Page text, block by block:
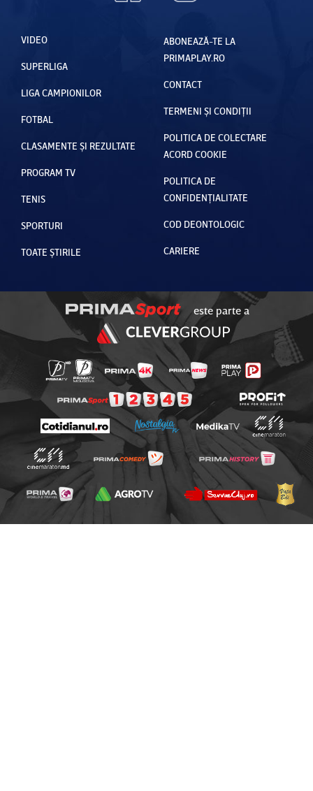
VIDEO
SUPERLIGA
LIGA CAMPIONILOR
FOTBAL
CLASAMENTE ȘI REZULTATE
PROGRAM TV
TENIS
SPORTURI
TOATE ȘTIRILE
ABONEAZĂ-TE LA
PRIMAPLAY.RO
CONTACT
TERMENI ȘI CONDIȚII
POLITICA DE COLECTARE
ACORD COOKIE
POLITICA DE
CONFIDENȚIALITATE
COD DEONTOLOGIC
CARIERE
este parte a